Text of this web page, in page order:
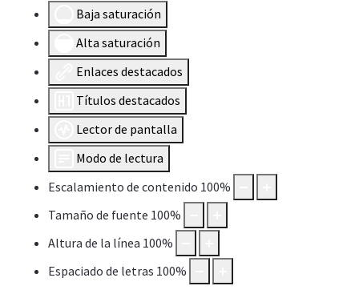
Baja saturación
Alta saturación
Enlaces destacados
Títulos destacados
Lector de pantalla
Modo de lectura
Escalamiento de contenido 100%
Tamaño de fuente 100%
Altura de la línea 100%
Espaciado de letras 100%